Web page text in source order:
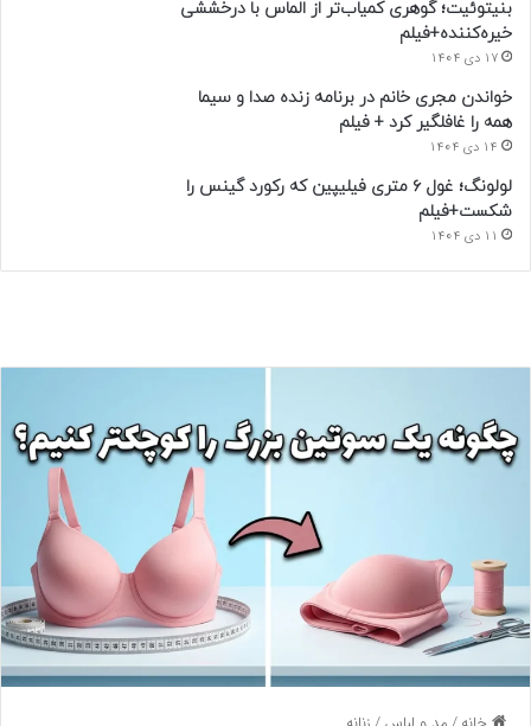
بنیتوئیت؛ گوهری کمیاب‌تر از الماس با درخششی
خیره‌کننده+فیلم
17 دی 1404
خواندن مجری خانم در برنامه زنده صدا و سیما
همه را غافلگیر کرد + فیلم
14 دی 1404
لولونگ؛ غول ۶ متری فیلیپین که رکورد گینس را
شکست+فیلم
11 دی 1404